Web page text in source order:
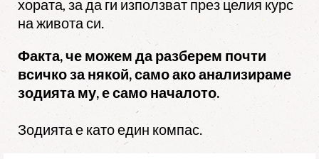
хората, за да ги използват през целия курс
на живота си.
Факта, че можем да разберем почти
всичко за някой, само ако анализираме
зодията му, е само началото.
Зодията е като един компас.